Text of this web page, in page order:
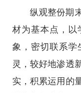
纵观整份期
材为基本点，以
象，密切联系学
灵，较好地渗透
实，积累运用的